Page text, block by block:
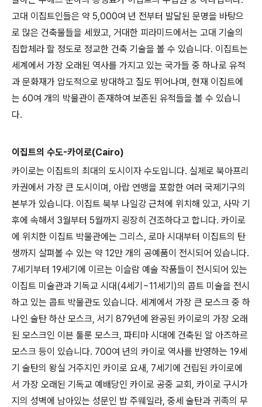
고대 이집트인들은 약 5,000여 년 전부터 발달된 문명을 바탕으
로 많은 건축물들을 세웠고, 거대한 피라미드에서는 고대 기술의
집합체라 할 정도로 정교한 건축 기술을 볼 수 있습니다. 이집트는
세계에서 가장 오래된 역사를 가지고 있는 국가들 중 하나로 유적
과 문화재가 압도적으로 방대하고 질도 뛰어나며, 현재 이집트에
는 60여 개의 박물관이 존재하여 보존된 유적들을 볼 수 있습니
다.
이집트의 수도-카이로(Cairo)
카이로는 이집트의 최대의 도시이자 수도입니다. 실제로 북아프리
카권에서 가장 큰 도시이며, 아랍 연맹을 포함한 여러 국제기구의
본부가 있습니다. 이집트 북부 나일강 근처에 위치해 있고, 사막 기
후에 속해서 3월부터 5월까지 굉장히 건조하다고 합니다. 카이로
에 위치한 이집트 박물관에는 그리스, 로마 시대부터 이집트의 탄
생까지 살펴볼 수 있는 약 12만 개의 공예품이 전시되어 있습니다.
7세기부터 19세기에 이르는 이슬람 예술 작품들이 전시되어 있는
이집트 미술관과 기독교 시대(4세기~11세기)의 콥트 미술을 전시
하고 있는 콥트 박물관도 있습니다. 세계에서 가장 큰 모스크 중 하
나인 술탄 하산 모스크, 서기 879년에 완공된 카이로의 가장 오래
된 모스크인 이븐 툴룬 모스크, 파티마 시대에 건축된 알 아즈하르
모스크 등이 있습니다. 700여 년의 카이로 역사를 반영하는 19세
기 술탄의 왕실 거주지인 카이로 요새, 7세기에 건립된 카이로에
서 가장 오래된 기독교 예배당인 카이로 공중 교회, 카이로 구시가
지의 성벽에 남아있는 성문인 밥 주웨일라, 중세 술탄과 귀족의 무